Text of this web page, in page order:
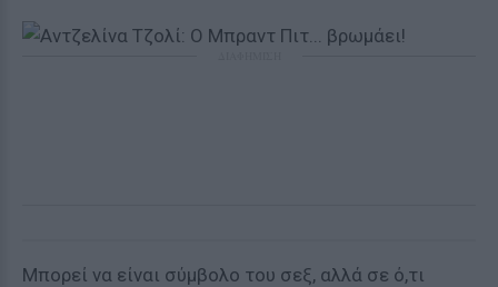
Μπορεί να είναι σύμβολο του σεξ, αλλά σε ό,τι